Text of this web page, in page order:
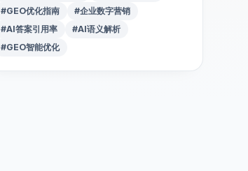
#GEO优化指南
#企业数字营销
#AI答案引用率
#AI语义解析
#GEO智能优化